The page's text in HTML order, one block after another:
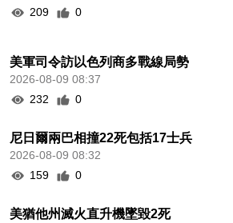
209
0
美軍司令訪以色列商多戰線局勢
2026-08-09 08:37
232
0
尼日爾兩巴相撞22死包括17士兵
2026-08-09 08:32
159
0
美猶他州滅火直升機墜毀2死